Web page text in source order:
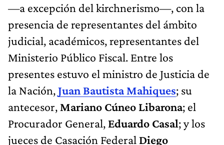
—a excepción del kirchnerismo—, con la
presencia de representantes del ámbito
judicial, académicos, representantes del
Ministerio Público Fiscal. Entre los
presentes estuvo el ministro de Justicia de
la Nación,Juan Bautista Mahiques; su
antecesor, Mariano Cúneo Libarona; el
Procurador General, Eduardo Casal; y los
jueces de Casación Federal Diego